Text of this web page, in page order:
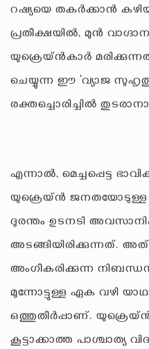
റഷ്യയെ തകർക്കാൻ
പ്രതീക്ഷയിൽ, മുൻ
യുക്രെയ്ൻകാർ
ചെയ്യുന്ന ഈ ‘വ്യാജ
രക്തച്ചൊരിച്ചിൽ
എന്നാൽ, മെച്ചപ്പെട്ട
യുക്രെയ്ൻ
ദുരന്തം ഉടനടി
അടങ്ങിയിരിക്കുന്നത്.
അംഗീകരിക്കുന്ന
മുന്നോട്ടുള്ള ഏക വഴി
ഒത്തുതീർപ്പാണ്.
കൂട്ടാക്കാത്ത പാശ്ചാത്യ